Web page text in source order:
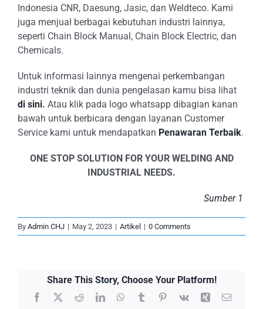
Indonesia CNR, Daesung, Jasic, dan Weldteco. Kami
juga menjual berbagai kebutuhan industri lainnya,
seperti Chain Block Manual, Chain Block Electric, dan
Chemicals.
Untuk informasi lainnya mengenai perkembangan
industri teknik dan dunia pengelasan kamu bisa lihat
di sini. Atau klik pada logo whatsapp dibagian kanan
bawah untuk berbicara dengan layanan Customer
Service kami untuk mendapatkan Penawaran Terbaik.
ONE STOP SOLUTION FOR YOUR WELDING AND
INDUSTRIAL NEEDS.
Sumber 1
By Admin CHJ | May 2, 2023 | Artikel | 0 Comments
Share This Story, Choose Your Platform!
Facebook
X RedditLinkedInWhatsApp
TumblrPinterest
Vk Xing Email